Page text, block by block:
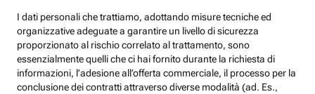
I dati personali che trattiamo, adottando misure tecniche ed
organizzative adeguate a garantire un livello di sicurezza
proporzionato al rischio correlato al trattamento, sono
essenzialmente quelli che ci hai fornito durante la richiesta di
informazioni, l’adesione all’offerta commerciale, il processo per la
conclusione dei contratti attraverso diverse modalità (ad. Es.,